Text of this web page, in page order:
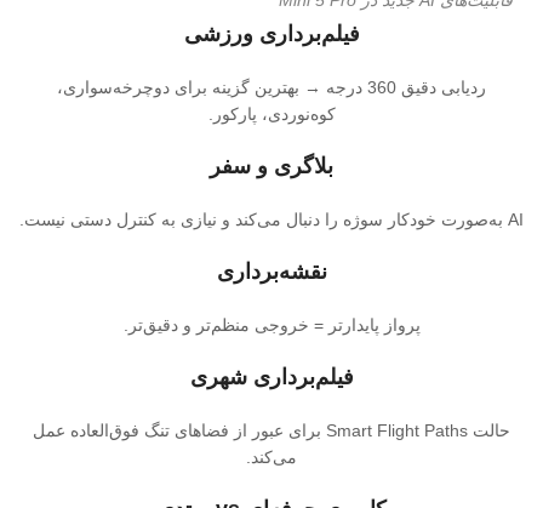
فیلم‌برداری ورزشی
ردیابی دقیق 360 درجه → بهترین گزینه برای دوچرخه‌سواری،
کوه‌نوردی، پارکور.
بلاگری و سفر
AI به‌صورت خودکار سوژه را دنبال می‌کند و نیازی به کنترل دستی نیست.
نقشه‌برداری
پرواز پایدارتر = خروجی منظم‌تر و دقیق‌تر.
فیلم‌برداری شهری
حالت Smart Flight Paths برای عبور از فضاهای تنگ فوق‌العاده عمل
می‌کند.